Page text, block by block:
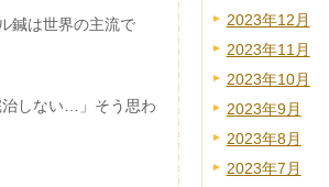
鍼は世界の主流で
治しない…」そう思わ
2023年12月
2023年11月
2023年10月
2023年9月
2023年8月
2023年7月